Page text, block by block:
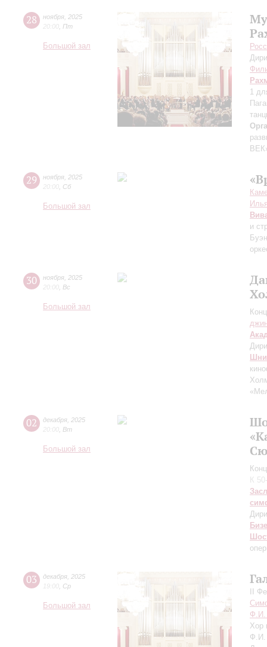
28 ноября 2025
20:00 Пт
Большой зал
1
29 ноября 2025
20:00 Сб
Большой зал
и
30 ноября 2025
20:00 Вс
Большой зал
02 декабря 2025
20:00 Вт
Большой зал
К
Бизе
03 декабря 2025
19:00 Ср
Большой зал
II
Ф.И.
Хор
Ф.И.